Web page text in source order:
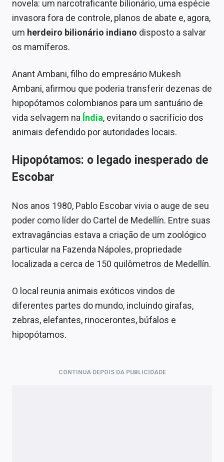
Sobre
Contato
novela: um narcotraficante bilionário, uma espécie
invasora fora de controle, planos de abate e, agora,
um herdeiro bilionário indiano disposto a salvar
os mamíferos.
Anant Ambani, filho do empresário Mukesh
Ambani, afirmou que poderia transferir dezenas de
hipopótamos colombianos para um santuário de
vida selvagem na Índia, evitando o sacrifício dos
animais defendido por autoridades locais.
Hipopótamos: o legado inesperado de
Escobar
Nos anos 1980, Pablo Escobar vivia o auge de seu
poder como líder do Cartel de Medellín. Entre suas
extravagâncias estava a criação de um zoológico
particular na Fazenda Nápoles, propriedade
localizada a cerca de 150 quilômetros de Medellín.
O local reunia animais exóticos vindos de
diferentes partes do mundo, incluindo girafas,
zebras, elefantes, rinocerontes, búfalos e
hipopótamos.
CONTINUA DEPOIS DA PUBLICIDADE